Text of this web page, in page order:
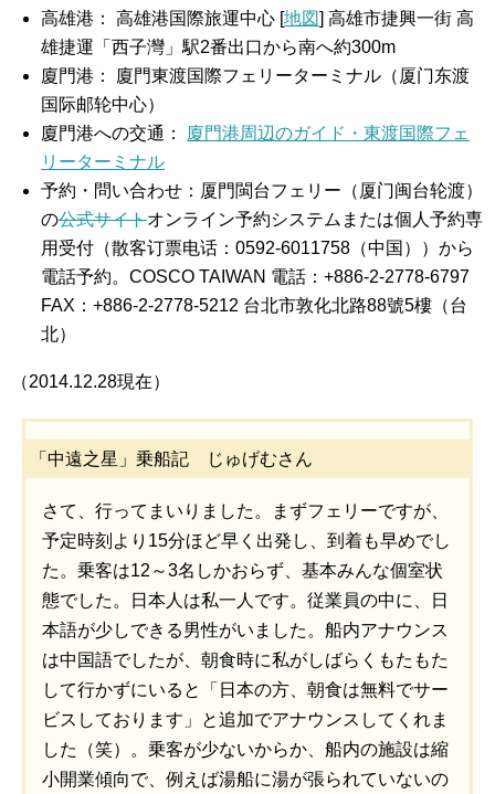
高雄港： 高雄港国際旅運中心 [地図] 高雄市捷興一街 高
雄捷運「西子灣」駅2番出口から南へ約300m
廈門港： 廈門東渡国際フェリーターミナル（厦门东渡
国际邮轮中心）
廈門港への交通： 廈門港周辺のガイド・東渡国際フェ
リーターミナル
予約・問い合わせ：厦門閩台フェリー（厦门闽台轮渡）
の公式サイトオンライン予約システムまたは個人予約専
用受付（散客订票电话：0592-6011758（中国））から
電話予約。COSCO TAIWAN 電話：+886-2-2778-6797
FAX：+886-2-2778-5212 台北市敦化北路88號5樓（台
北）
（2014.12.28現在）
「中遠之星」乗船記 じゅげむさん
さて、行ってまいりました。まずフェリーですが、
予定時刻より15分ほど早く出発し、到着も早めでし
た。乗客は12～3名しかおらず、基本みんな個室状
態でした。日本人は私一人です。従業員の中に、日
本語が少しできる男性がいました。船内アナウンス
は中国語でしたが、朝食時に私がしばらくもたもた
して行かずにいると「日本の方、朝食は無料でサー
ビスしております」と追加でアナウンスしてくれま
した（笑）。乗客が少ないからか、船内の施設は縮
小開業傾向で、例えば湯船に湯が張られていないの